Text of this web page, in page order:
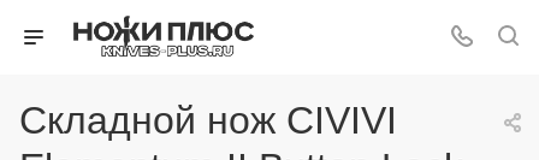
Складной нож CIVIVI